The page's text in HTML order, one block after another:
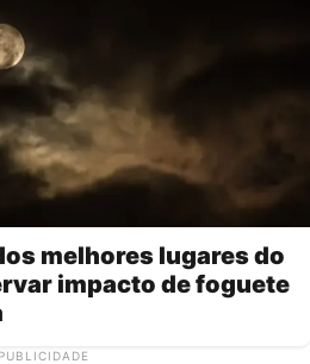
melhores lugares do
impacto de foguete
PUBLICIDADE